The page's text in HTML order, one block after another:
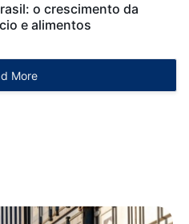
o crescimento da
e alimentos
More